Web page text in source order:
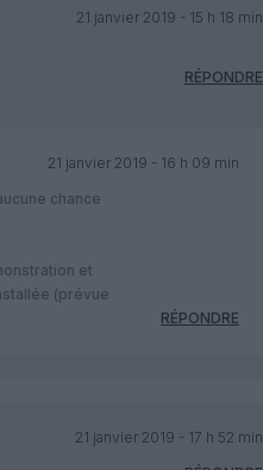
21 janvier 2019 - 15 h 18 min
RÉPONDRE
21 janvier 2019 - 16 h 09 min
chance
et
(prévue
RÉPONDRE
21 janvier 2019 - 17 h 52 min